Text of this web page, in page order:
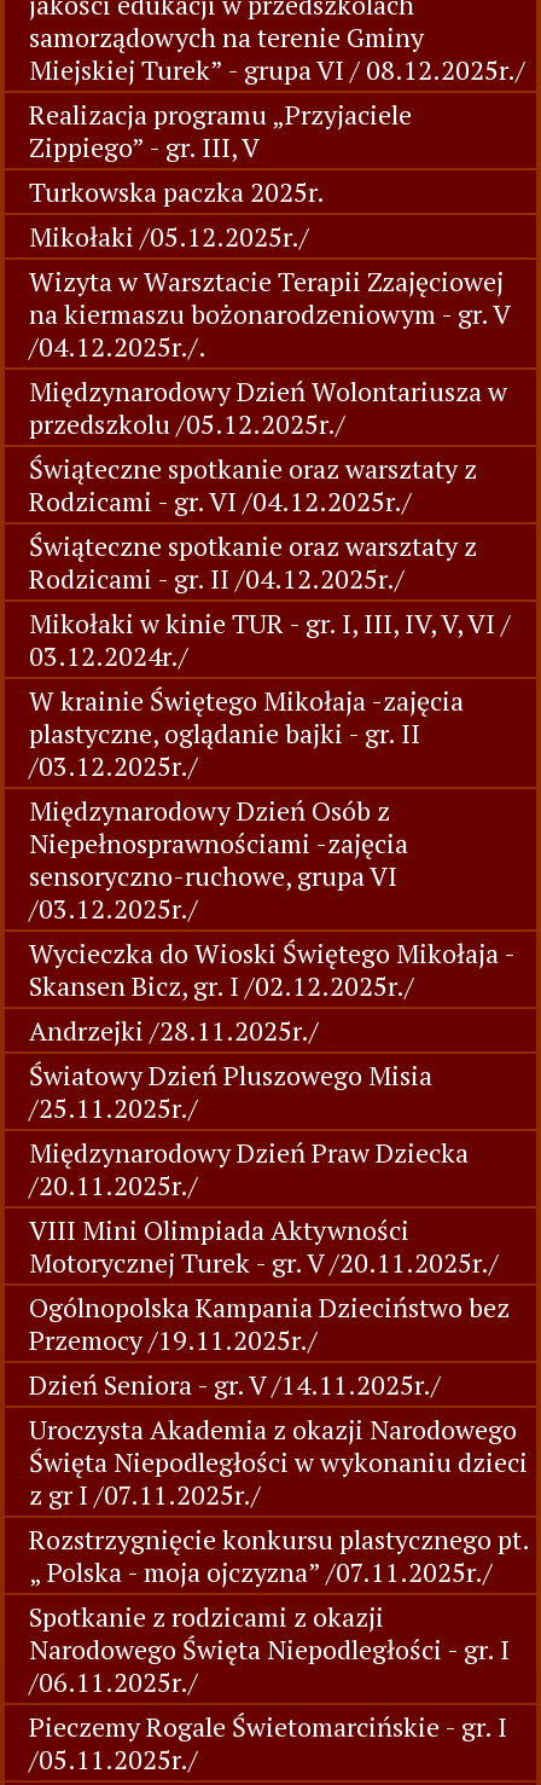
samorządowych na terenie Gminy
Miejskiej Turek” - grupa VI / 08.12.2025r./
Realizacja programu „Przyjaciele
Zippiego” - gr. III, V
Turkowska paczka 2025r.
Mikołaki /05.12.2025r./
Wizyta w Warsztacie Terapii Zzajęciowej
na kiermaszu bożonarodzeniowym - gr. V
/04.12.2025r./.
Międzynarodowy Dzień Wolontariusza w
przedszkolu /05.12.2025r./
Świąteczne spotkanie oraz warsztaty z
Rodzicami - gr. VI /04.12.2025r./
Świąteczne spotkanie oraz warsztaty z
Rodzicami - gr. II /04.12.2025r./
Mikołaki w kinie TUR - gr. I, III, IV, V, VI /
03.12.2024r./
W krainie Świętego Mikołaja -zajęcia
plastyczne, oglądanie bajki - gr. II
/03.12.2025r./
Międzynarodowy Dzień Osób z
Niepełnosprawnościami -zajęcia
sensoryczno-ruchowe, grupa VI
/03.12.2025r./
Wycieczka do Wioski Świętego Mikołaja -
Skansen Bicz, gr. I /02.12.2025r./
Andrzejki /28.11.2025r./
Światowy Dzień Pluszowego Misia
/25.11.2025r./
Międzynarodowy Dzień Praw Dziecka
/20.11.2025r./
VIII Mini Olimpiada Aktywności
Motorycznej Turek - gr. V /20.11.2025r./
Ogólnopolska Kampania Dzieciństwo bez
Przemocy /19.11.2025r./
Dzień Seniora - gr. V /14.11.2025r./
Uroczysta Akademia z okazji Narodowego
Święta Niepodległości w wykonaniu dzieci
z gr I /07.11.2025r./
Rozstrzygnięcie konkursu plastycznego pt.
„ Polska - moja ojczyzna” /07.11.2025r./
Spotkanie z rodzicami z okazji
Narodowego Święta Niepodległości - gr. I
/06.11.2025r./
Pieczemy Rogale Świetomarcińskie - gr. I
/05.11.2025r./